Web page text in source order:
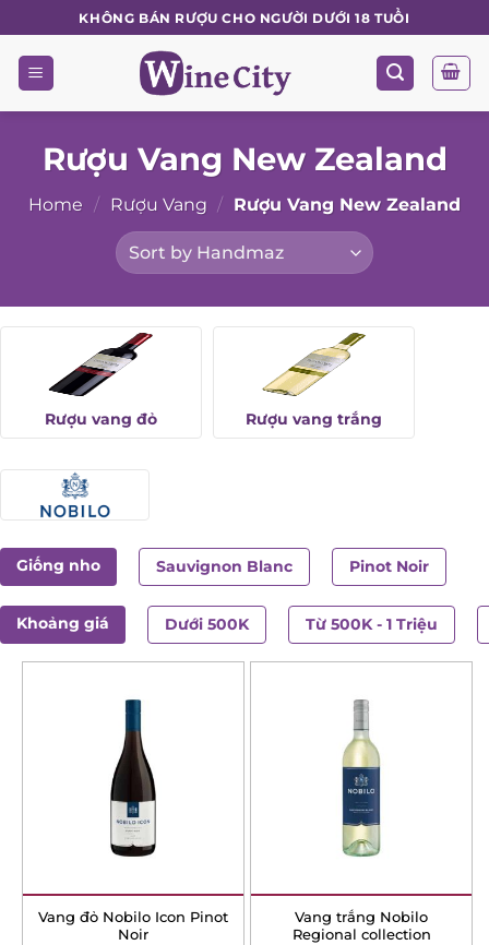
to
content
KHÔNG BÁN RƯỢU CHO NGƯỜI DƯỚI 18 TUỔI
Rượu Vang New Zealand
Home / Rượu Vang / Rượu Vang New Zealand
Rượu vang đỏ Rượu vang trắng
Giống nho Sauvignon Blanc Pinot Noir
Khoảng giá Dưới 500K Từ 500K - 1 Triệu
Vang đỏ Nobilo Icon Pinot
Noir
Vang trắng Nobilo
Regional collection